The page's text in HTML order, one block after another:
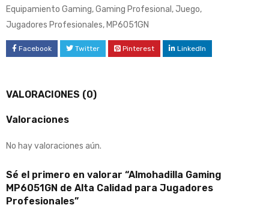
Equipamiento Gaming,Gaming Profesional, Juego,
Jugadores Profesionales,MP6051GN
Facebook Twitter Pinterest LinkedIn
VALORACIONES (0)
Valoraciones
No hay valoraciones aún.
Sé el primero en valorar “Almohadilla Gaming
MP6051GN de Alta Calidad para Jugadores
Profesionales”